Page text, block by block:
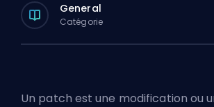
General
Catégorie
Un patch est une modification ou